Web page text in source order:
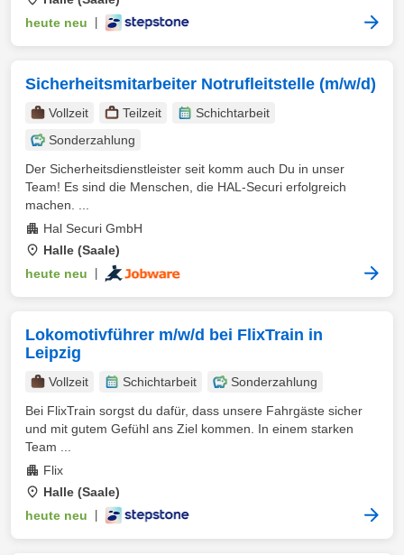
heute neu
Sicherheitsmitarbeiter Notrufleitstelle (m/w/d)
Vollzeit Teilzeit
Schichtarbeit
Sonderzahlung
Der Sicherheitsdienstleister seit komm auch Du in unser
Team! Es sind die Menschen, die HAL-Securi erfolgreich
machen. ...
Hal Securi GmbH
Halle (Saale)
heute neu
Lokomotivführer m/w/d bei FlixTrain in
Leipzig
Vollzeit Schichtarbeit
Sonderzahlung
Bei FlixTrain sorgst du dafür, dass unsere Fahrgäste sicher
und mit gutem Gefühl ans Ziel kommen. In einem starken
Team ...
Flix
Halle (Saale)
heute neu